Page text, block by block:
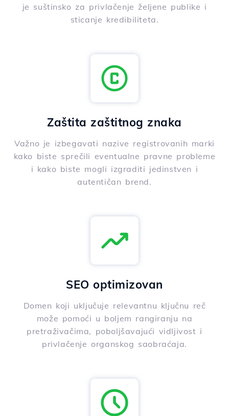
je suštinsko za privlačenje željene publike i
sticanje kredibiliteta.
Zaštita zaštitnog znaka
Važno je izbegavati nazive registrovanih marki
kako biste sprečili eventualne pravne probleme
i kako biste mogli izgraditi jedinstven i
autentičan brend.
SEO optimizovan
Domen koji uključuje relevantnu ključnu reč
može pomoći u boljem rangiranju na
pretraživačima, poboljšavajući vidljivost i
privlačenje organskog saobraćaja.